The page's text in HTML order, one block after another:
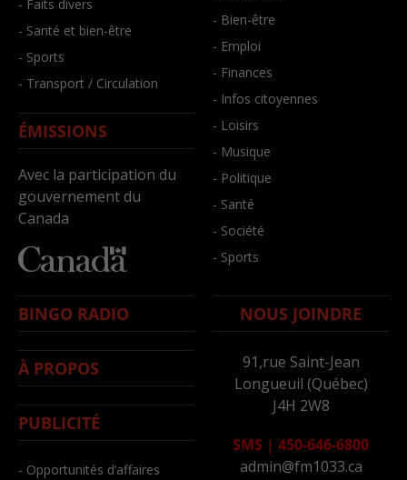
- Faits divers
- Santé et bien-être
- Sports
- Transport / Circulation
ÉMISSIONS
Avec la participation du
gouvernement du
Canada
- Bien-être
- Emploi
- Finances
- Infos citoyennes
- Loisirs
- Musique
- Politique
- Santé
- Société
- Sports
BINGO RADIO
À PROPOS
PUBLICITÉ
- Opportunités d’affaires
NOUS JOINDRE
91,rue Saint-Jean
Longueuil (Québec)
J4H 2W8
SMS | 450-646-6800
admin@fm1033.ca